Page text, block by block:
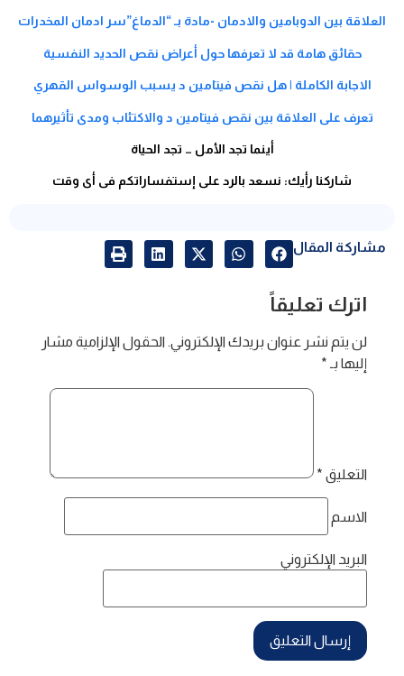
العلاقة بين الدوبامين والادمان -مادة بـ “الدماغ”سر ادمان المخدرات
حقائق هامة قد لا تعرفها حول أعراض نقص الحديد النفسية
الاجابة الكاملة | هل نقص فيتامين د يسبب الوسواس القهري
تعرف على العلاقة بين نقص فيتامين د والاكتئاب ومدى تأثيرهما
أينما تجد الأمل … تجد الحياة
شاركنا رأيك: نسعد بالرد على إستفساراتكم فى أى وقت
مشاركة المقال
اترك تعليقاً
لن يتم نشر عنوان بريدك الإلكتروني. الحقول الإلزامية مشار
إليها بـ *
التعليق *
الاسم
البريد الإلكتروني